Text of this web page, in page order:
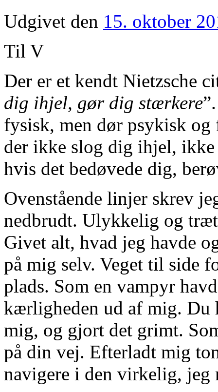
Udgivet den 15. oktober
Til V
Der er et kendt Nietzsche
dig ihjel, gør dig stærkere
fysisk, men dør psykisk
der ikke slog dig ihjel,
hvis det bedøvede dig,
Ovenstående linjer skrev
nedbrudt. Ulykkelig og
Givet alt, hvad jeg havde
på mig selv. Veget til side
plads. Som en vampyr
kærligheden ud af mig. Du
mig, og gjort det grimt.
på din vej. Efterladt mig
navigere i den virkelig, jeg